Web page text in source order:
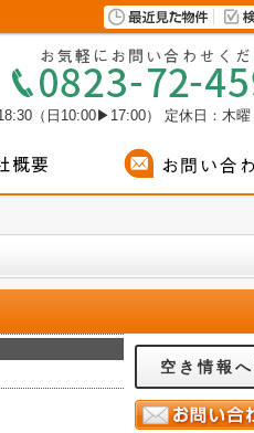
（日10:00▶17:00） 定休日：木曜
空き情報へ